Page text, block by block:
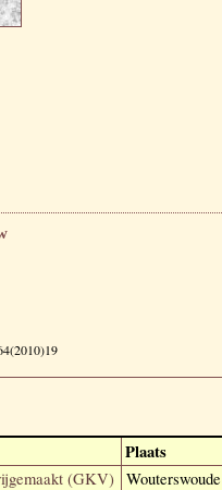
Plaats
(GKV) Wouterswoude